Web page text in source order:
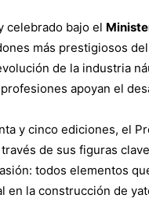
celebrado bajo el
más prestigiosos
de la industria
apoyan el
y cinco ediciones, el
de sus figuras
todos elementos
en la construcción de